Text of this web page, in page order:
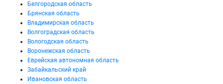
Белгородская область
Брянская область
Владимирская область
Волгоградская область
Вологодская область
Воронежская область
Еврейская автономная область
Забайкальский край
Ивановская область